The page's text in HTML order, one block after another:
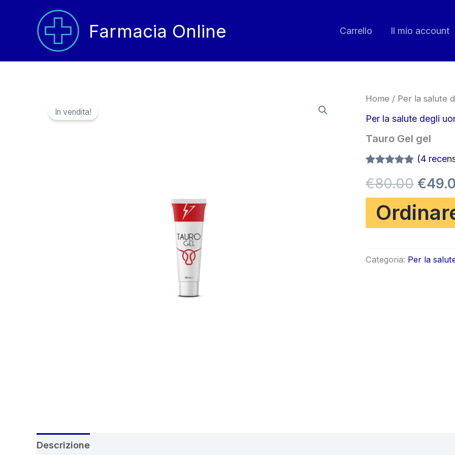
contenuto
Farmacia Online Carrello Il mio account
In vendita!
Home / Per la salute
Per la salute degli
Tauro Gel gel
su 5 su
base di
recensioni
(4
€80.00 Il
€
Categoria: Per la
Descrizione